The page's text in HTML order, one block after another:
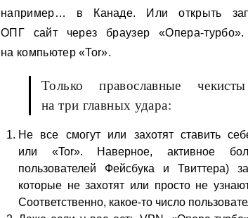
например… в Канаде. Или открыть
ОПГ сайт через браузер «Опера-
на компьютер «Tor».
Только православные
на три главных удара:
Не все смогут или захотят ставить
или «Tor». Наверное, активное
пользователей Фейсбука и Твиттера)
которые не захотят или просто не
Соответственно, какое-то число